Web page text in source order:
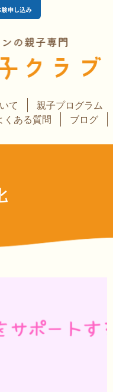
て
親子プログラム
くある質問 ブログ